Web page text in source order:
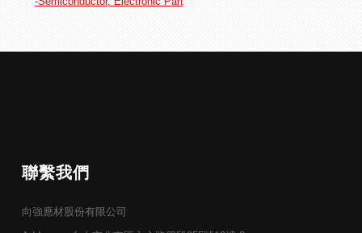
聯繫我們
向強應材股份有限公司